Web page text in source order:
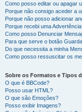
Como posso editar ou apagar
Porque não consigo aceder a
Porque não posso adicionar
Porque recebi uma
Como posso Denunciar
Para que serve o botão
Do que necessita a minha
Como posso ressuscitar os
Sobre os Formatos e Tipos
O que é BBCode?
Posso usar HTML?
O que são Emoções?
Posso exibir Imagens?